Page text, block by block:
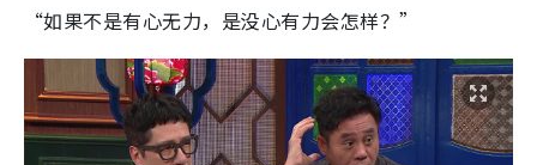
“如果不是有心无力，是没心有力会怎样？”